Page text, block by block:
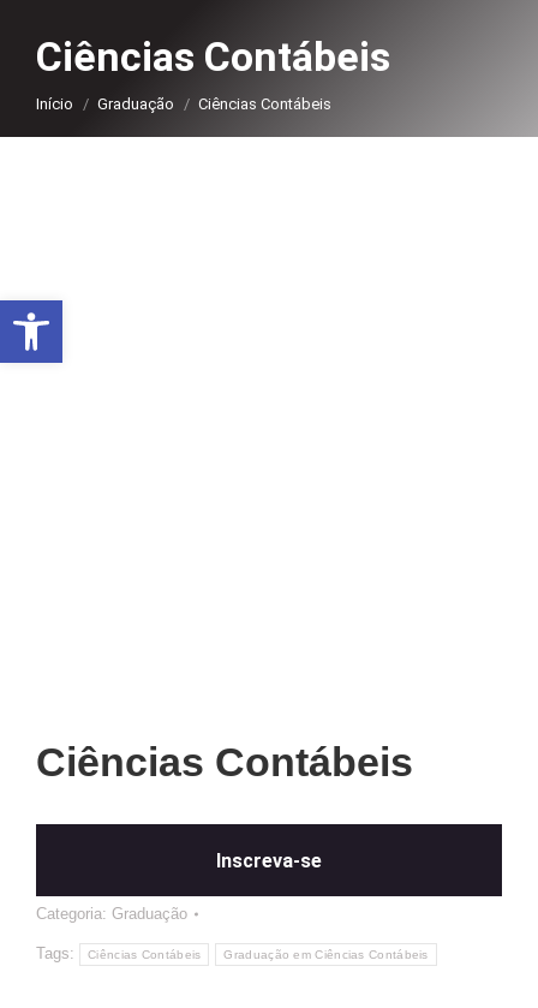
Ciências Contábeis
Você está aqui:
Início Graduação Ciências Contábeis
Ciências Contábeis
Inscreva-se
Categoria: Graduação
Tags: Ciências Contábeis Graduação em Ciências Contábeis
Abrir a barra de ferramentas